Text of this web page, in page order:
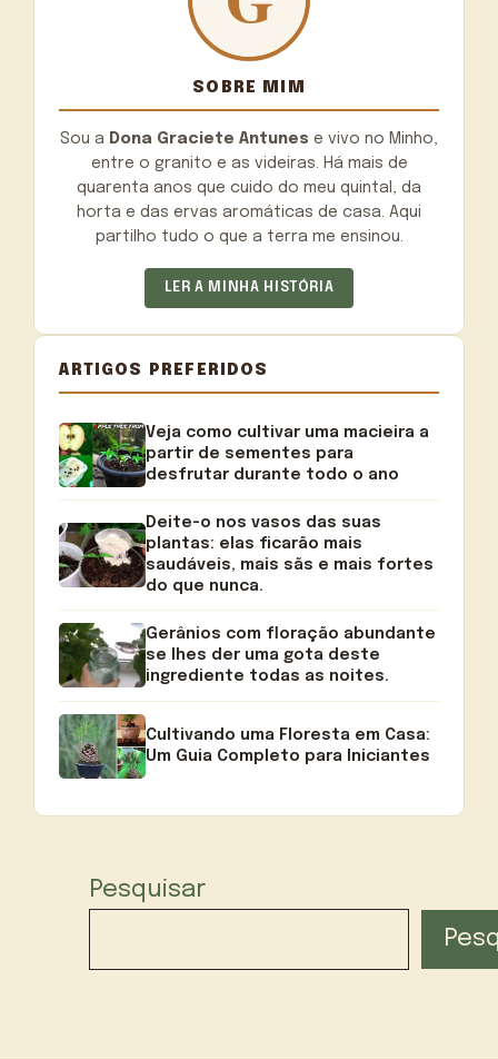
SOBRE MIM
Sou a Dona Graciete Antunes e vivo no Minho,
entre o granito e as videiras. Há mais de
quarenta anos que cuido do meu quintal, da
horta e das ervas aromáticas de casa. Aqui
partilho tudo o que a terra me ensinou.
LER A MINHA HISTÓRIA
ARTIGOS PREFERIDOS
Veja como cultivar uma macieira a
partir de sementes para
desfrutar durante todo o ano
Deite-o nos vasos das suas
plantas: elas ficarão mais
saudáveis, mais sãs e mais fortes
do que nunca.
Gerânios com floração abundante
se lhes der uma gota deste
ingrediente todas as noites.
Cultivando uma Floresta em Casa:
Um Guia Completo para Iniciantes
Pesquisar